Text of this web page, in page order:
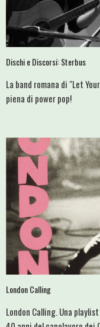
Dischi e Discorsi: Sterbus
La band romana di "Let
piena di power pop!
London Calling
London Calling. Una